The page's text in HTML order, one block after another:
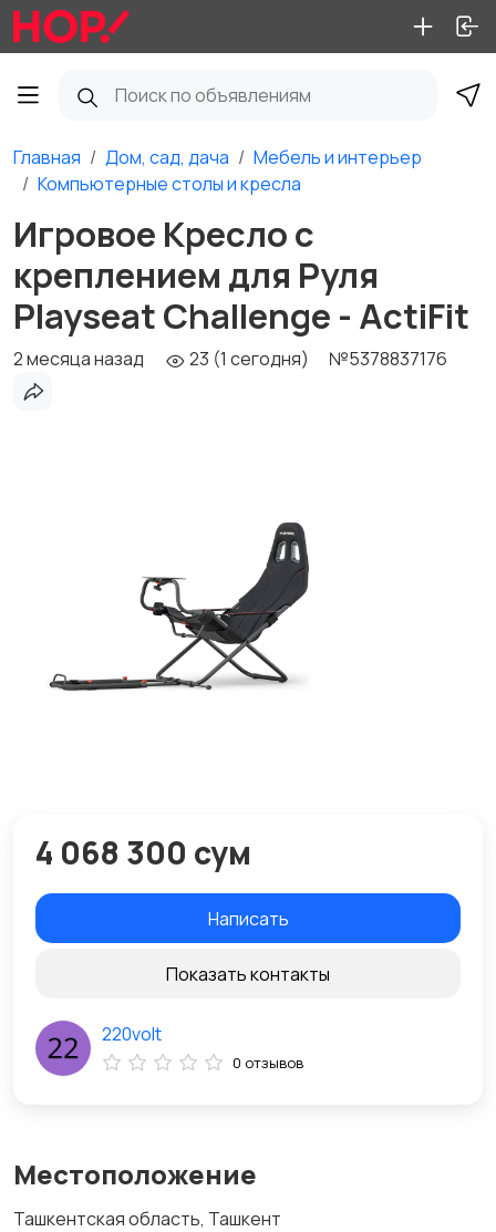
Главная Дом, сад, дача
Мебель и интерьер
Компьютерные столы и кресла
Игровое Кресло с
креплением для Руля
Playseat Challenge - ActiFit
2 месяца назад 23 (1 сегодня) №5378837176
Местоположение
Ташкентская область, Ташкент
4 068 300 сум
Написать
Показать контакты
220volt
0 отзывов